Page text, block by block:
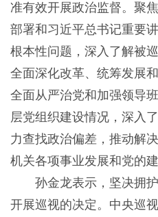
准有效开展政治监督。聚
部署和习近平总书记重要
根本性问题，深入了解被
全面深化改革、统筹发展
全面从严治党和加强领导
层党组织建设情况，深入
力查找政治偏差，推动解
机关各项事业发展和党的
孙金龙表示，坚决拥护
开展巡视的决定。中央巡